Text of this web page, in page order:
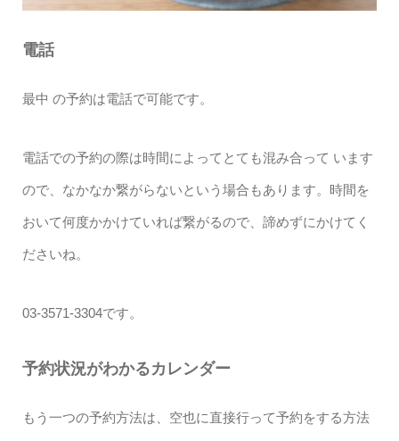
電話
最中 の予約は電話で可能です。
電話での予約の際は時間によってとても混み合って います
ので、なかなか繋がらないという場合もあります。時間を
おいて何度かかけていれば繋がるので、諦めずにかけてく
ださいね。
03-3571-3304です。
予約状況がわかるカレンダー
もう一つの予約方法は、空也に直接行って予約をする方法